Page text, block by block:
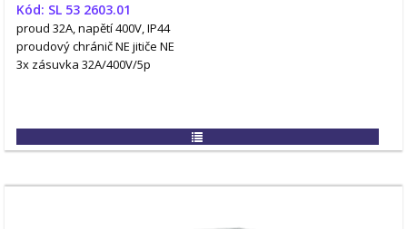
Kód: SL 53 2603.01
proud 32A, napětí 400V, IP44
proudový chránič NE jitiče NE
3x zásuvka 32A/400V/5p